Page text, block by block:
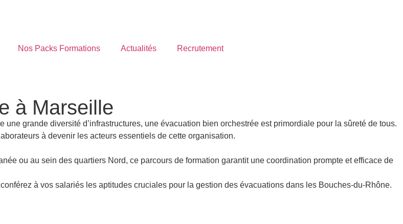
Nos Packs Formations Actualités Recrutement
à Marseille
grande diversité d’infrastructures, une évacuation bien orchestrée est primordiale pour la sûreté de tous.
à devenir les acteurs essentiels de cette organisation.
ou au sein des quartiers Nord, ce parcours de formation garantit une coordination prompte et efficace de
à vos salariés les aptitudes cruciales pour la gestion des évacuations dans les Bouches-du-Rhône.